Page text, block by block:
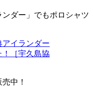
ダー」でもポロシャツ
イランダー
！［宇久島協
中！